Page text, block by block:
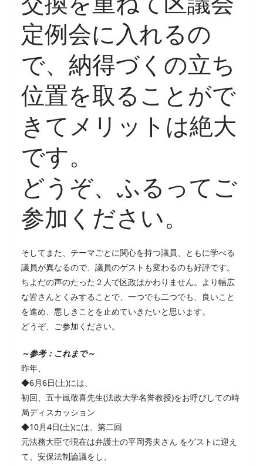
定例会に入れるの
で、納得づくの立ち
位置を取ることがで
きてメリットは絶大
です。
どうぞ、ふるってご
参加ください。
そしてまた、テーマごとに関心を持つ議員、ともに学べる
議員が異なるので、議員のゲストも変わるのも好評です。
ちよだの声のたった２人で区政はかわりません。より幅広
な皆さんとくみすることで、一つでも二つでも、良いこと
を進め、悪しきことを止めていきたいと思います。
どうぞ、ご参加ください。
～参考：これまで～
昨年、
◆6月6日(土)には、
初回、五十嵐敬喜先生(法政大学名誉教授)をお呼びしての時
局ディスカッション
◆10月4日(土)には、第二回
元法務大臣で現在は弁護士の平岡秀夫さん をゲストに迎え
て、安保法制論議をし、